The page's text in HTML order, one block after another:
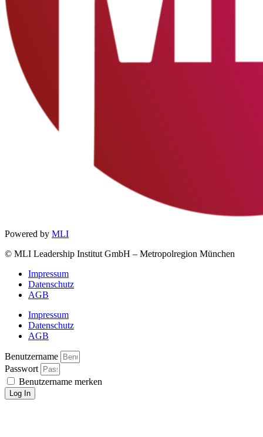
Powered by MLI
© MLI Leadership Institut GmbH – Metropolregion München
Impressum
Datenschutz
AGB
Impressum
Datenschutz
AGB
Benutzername
Passwort
Benutzername merken
Log In